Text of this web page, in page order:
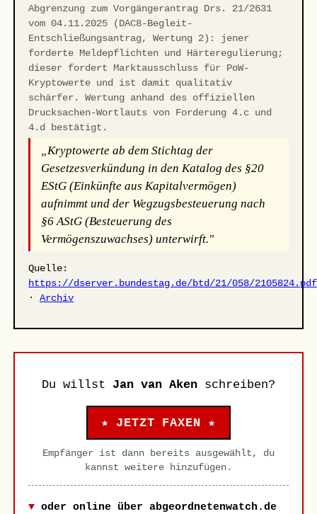
Abgrenzung zum Vorgängerantrag Drs. 21/2631
vom 04.11.2025 (DAC8-Begleit-
Entschließungsantrag, Wertung 2): jener
forderte Meldepflichten und Härteregulierung;
dieser fordert Marktausschluss für PoW-
Kryptowerte und ist damit qualitativ
schärfer. Wertung anhand des offiziellen
Drucksachen-Wortlauts von Forderung 4.c und
4.d bestätigt.
„Kryptowerte ab dem Stichtag der
Gesetzesverkündung in den Katalog des §20
EStG (Einkünfte aus Kapitalvermögen)
aufnimmt und der Wegzugsbesteuerung nach
§6 AStG (Besteuerung des
Vermögenszuwachses) unterwirft."
Quelle:
https://dserver.bundestag.de/btd/21/058/2105824.pdf
·Archiv
Du willst Jan van Aken schreiben?
★ JETZT FAXEN ★
Empfänger ist dann bereits ausgewählt, du
kannst weitere hinzufügen.
oder online über abgeordnetenwatch.de